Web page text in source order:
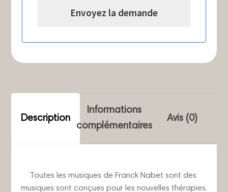
Description
Informations
complémentaires
Avis (0)
Toutes les musiques de Franck Nabet sont des
musiques sont conçues pour les nouvelles thérapies.